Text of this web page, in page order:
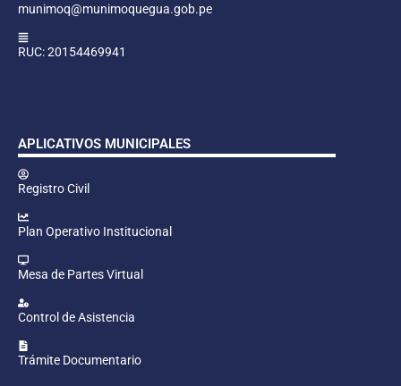
munimoq@munimoquegua.gob.pe
RUC: 20154469941
APLICATIVOS MUNICIPALES
Registro Civil
Plan Operativo Institucional
Mesa de Partes Virtual
Control de Asistencia
Trámite Documentario